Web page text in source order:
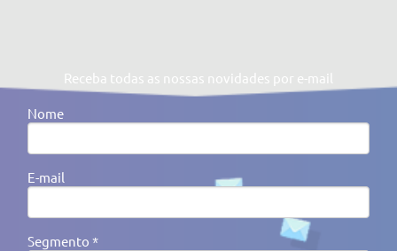
Receba todas as nossas novidades por e-mail
Nome
E-mail
Segmento *